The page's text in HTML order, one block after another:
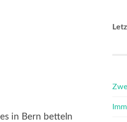
in Bern betteln